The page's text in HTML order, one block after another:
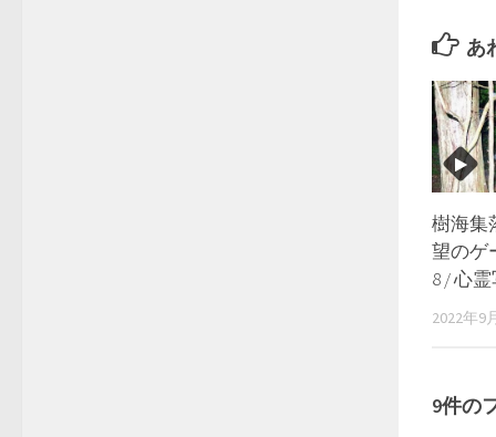
あ
樹海集
望のゲ
8 / 心
2022年9
9件の